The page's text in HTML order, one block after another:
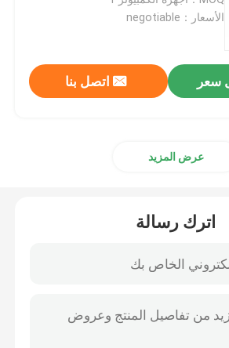
الأسعار：negotiable
سعر اتصل بنا
عرض المزيد
اترك رسالة